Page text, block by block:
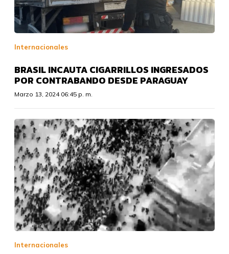
Internacionales
BRASIL INCAUTA CIGARRILLOS INGRESADOS
POR CONTRABANDO DESDE PARAGUAY
Marzo 13, 2024 06:45 p. m.
Internacionales